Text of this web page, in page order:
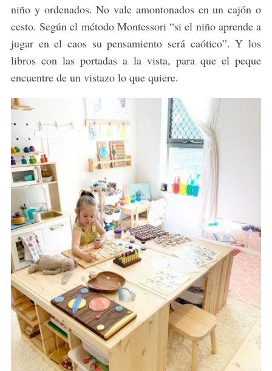
niño y ordenados. No vale amontonados en un cajón o
cesto. Según el método Montessori “si el niño aprende a
jugar en el caos su pensamiento será caótico”. Y los
libros con las portadas a la vista, para que el peque
encuentre de un vistazo lo que quiere.